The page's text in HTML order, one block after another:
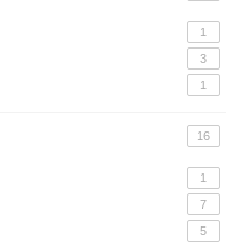
1
3
1
16
1
7
5